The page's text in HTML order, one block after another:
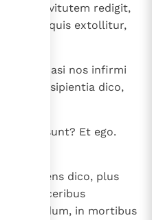
in servitutem redigit,
si quis extollitur,
dico, quasi nos infirmi
in insipientia dico,
sunt? Et ego.
sapiens dico, plus
in carceribus
modum, in mortibus